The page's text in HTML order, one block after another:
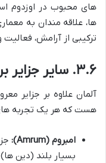
های محبوب در اوزدوم
ها، علاقه مندان به
ترکیبی از آرامش،
۳.۶. سایر جزایر برجسته: گنجینه های پنهان
آلمان علاوه بر جزایر
هست که هر یک تجربه
امبروم (Amrum):
بسیار بلند (دین